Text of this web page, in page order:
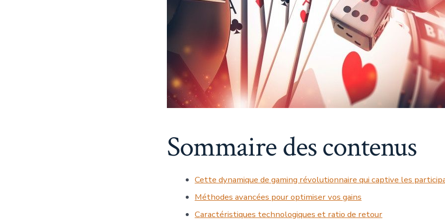
de
Gaming
en
Virtuel
Sommaire des contenus
Cette dynamique de gaming révolutionnaire qui captive les
Méthodes avancées pour optimiser vos gains
Caractéristiques technologiques et ratio de retour